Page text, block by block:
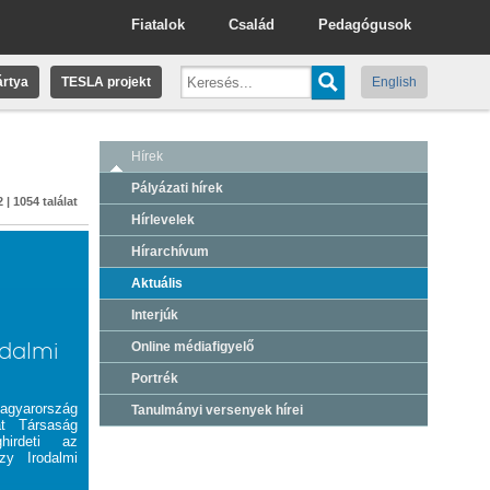
Pedagógusok
Család
Fiatalok
TESLA projekt English
| 1054 találat
Társaság
az
Irodalmi
Hírek
Pályázati hírek
Hírlevelek
Hírarchívum
Aktuális
Interjúk
Online médiafigyelő
Portrék
Tanulmányi versenyek hírei